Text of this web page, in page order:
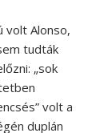
volt Alonso,
tudták
„sok
volt a
duplán